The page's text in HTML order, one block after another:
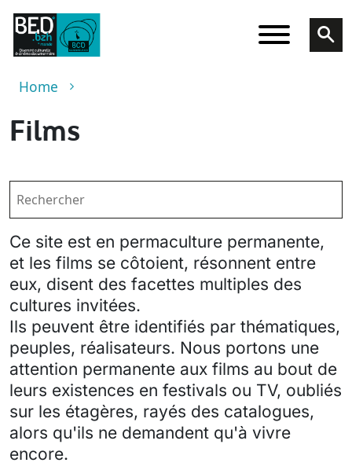
Skip to main content
Breadcrumb
Home
Films
Ce site est en permaculture permanente,
et les films se côtoient, résonnent entre
eux, disent des facettes multiples des
cultures invitées.
Ils peuvent être identifiés par thématiques,
peuples, réalisateurs. Nous portons une
attention permanente aux films au bout de
leurs existences en festivals ou TV, oubliés
sur les étagères, rayés des catalogues,
alors qu'ils ne demandent qu'à vivre
encore.